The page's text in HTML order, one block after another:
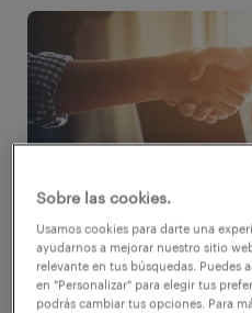
Sobre las cookies.
Usamos cookies para darte una
ayudarnos a mejorar nuestro sitio
relevante en tus búsquedas. Puedes
en "Personalizar" para elegir tus
podrás cambiar tus opciones. Para